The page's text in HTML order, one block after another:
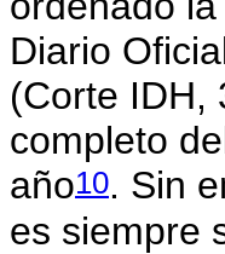
Diario
(Corte IDH,
completo
año10. Sin
es siempre